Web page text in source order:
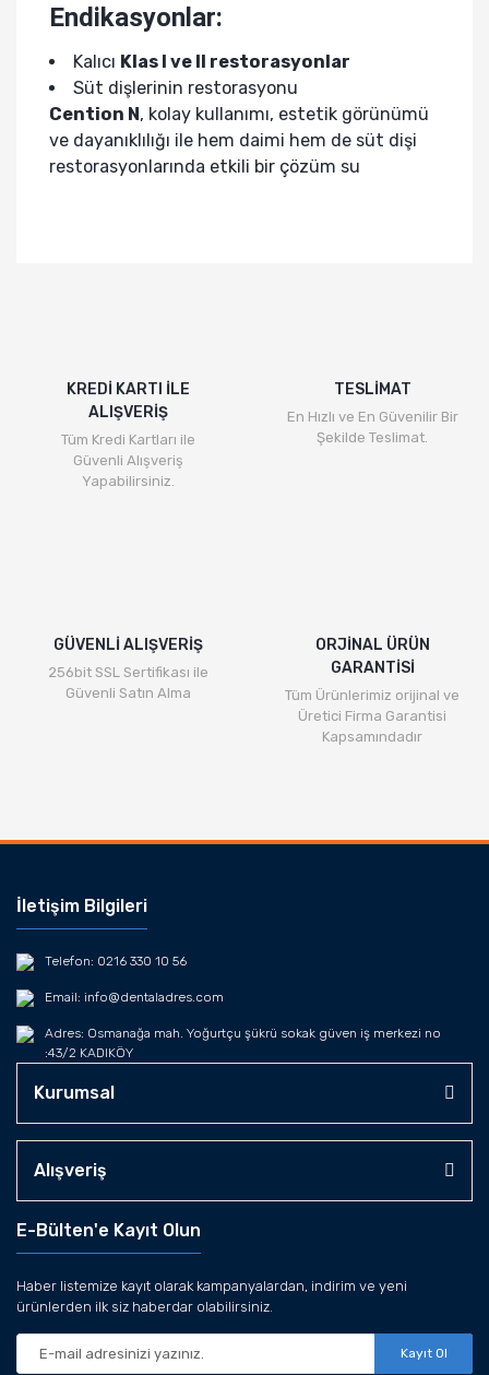
Endikasyonlar:
Kalıcı Klas I ve II restorasyonlar
Süt dişlerinin restorasyonu
Cention N, kolay kullanımı, estetik görünümü
ve dayanıklılığı ile hem daimi hem de süt dişi
restorasyonlarında etkili bir çözüm su
KREDİ KARTI İLE
ALIŞVERİŞ
Tüm Kredi Kartları ile
Güvenli Alışveriş
Yapabilirsiniz.
TESLİMAT
En Hızlı ve En Güvenilir Bir
Şekilde Teslimat.
GÜVENLİ ALIŞVERİŞ
256bit SSL Sertifikası ile
Güvenli Satın Alma
ORJİNAL ÜRÜN
GARANTİSİ
Tüm Ürünlerimiz orijinal ve
Üretici Firma Garantisi
Kapsamındadır
İletişim Bilgileri
Telefon: 0216 330 10 56
Email: info@dentaladres.com
Adres: Osmanağa mah. Yoğurtçu şükrü sokak güven iş merkezi no
:43/2 KADIKÖY
Kurumsal
Alışveriş
E-Bülten'e Kayıt Olun
Haber listemize kayıt olarak kampanyalardan, indirim ve yeni
ürünlerden ilk siz haberdar olabilirsiniz.
Kayıt Ol